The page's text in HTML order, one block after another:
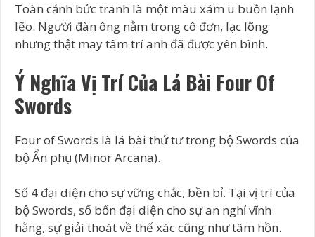
Toàn cảnh bức tranh là một màu xám u buồn lạnh
lẽo. Người đàn ông nằm trong cô đơn, lạc lõng
nhưng thật may tâm trí anh đã được yên bình.
Ý Nghĩa Vị Trí Của Lá Bài Four Of
Swords
Four of Swords là lá bài thứ tư trong bộ Swords của
bộ Ẩn phụ (Minor Arcana).
Số 4 đại diện cho sự vững chắc, bền bỉ. Tại vị trí của
bộ Swords, số bốn đại diện cho sự an nghỉ vĩnh
hằng, sự giải thoát về thể xác cũng như tâm hồn.